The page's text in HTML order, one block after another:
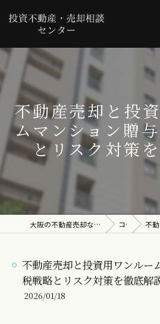
不動産売却と投
ムマンション贈
とリスク対策
大阪の不動産売却なら投資不動産・売却相談センター コラム 不動産売
不動産売却と投資用ワンルー
税戦略とリスク対策を徹底解
2026/01/18